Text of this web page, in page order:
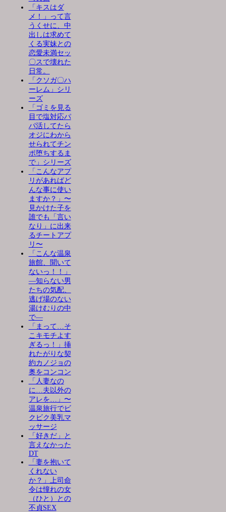
「キスはダ
メ！」って言
うくせに、中
出しは求めて
くる実妹との
恋愛未満セッ
〇スで壊れた
日常。
「クソガ〇ハ
ーレム」シリ
ーズ
「ゴミを見る
目で塩対応パ
パ活してたら
オジにわから
せられてチン
ポ堕ちするま
で」シリーズ
「こんなアプ
リがあればど
んな事に使い
ますか？」〜
見かけた子を
誰でも「言い
なり」に出来
るチートアプ
リ〜
「こんな温泉
旅館、聞いて
ないっ！！」
―知らない男
たちの気配、
逃げ場のない
湯けむりの中
で―
「まって…そ
こキモチよす
ぎるっ！」挿
れたがりな契
約カノジョの
奥をコンコン
「人妻なの
に…夫以外の
アレを…」〜
温泉旅行でビ
クビク美乳マ
ッサージ
「好きだ」と
言えなかった
DT
「妻を抱いて
くれない
か？」上司命
令は憧れの女
（ひと）との
不貞SEX